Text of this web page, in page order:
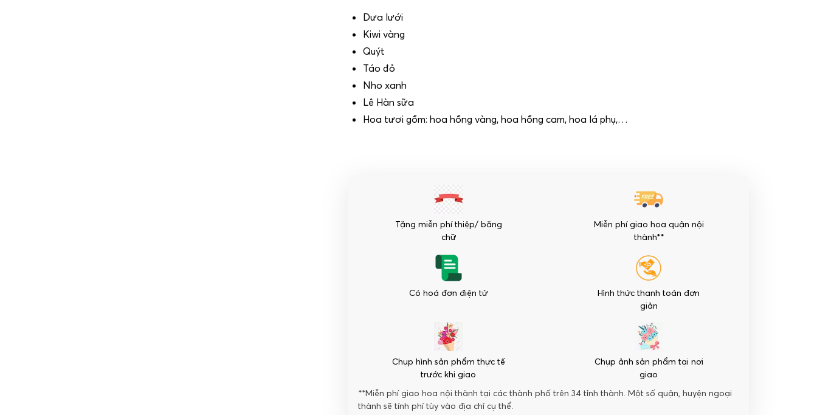
Dưa lưới
Kiwi vàng
Quýt
Táo đỏ
Nho xanh
Lê Hàn sữa
Hoa tươi gồm: hoa hồng vàng, hoa hồng cam, hoa lá phụ,…
Tặng miễn phí thiệp/ băng
chữ
Miễn phí giao hoa quận nội
thành**
Có hoá đơn điện tử
Hình thức thanh toán đơn
giản
Chụp hình sản phẩm thực tế
trước khi giao
Chụp ảnh sản phẩm tại nơi
giao
**Miễn phí giao hoa nội thành tại các thành phố trên 34 tỉnh thành. Một số quận, huyện ngoại
thành sẽ tính phí tùy vào địa chỉ cụ thể.